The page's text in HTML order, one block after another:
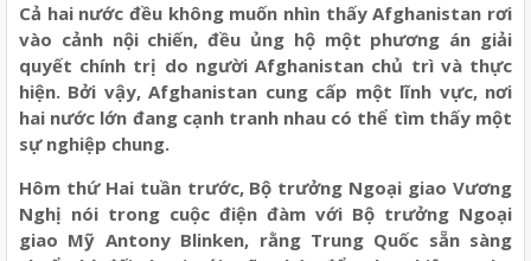
Cả hai nước đều không muốn nhìn thấy Afghanistan rơi
vào cảnh nội chiến, đều ủng hộ một phương án giải
quyết chính trị do người Afghanistan chủ trì và thực
hiện. Bởi vậy, Afghanistan cung cấp một lĩnh vực, nơi
hai nước lớn đang cạnh tranh nhau có thể tìm thấy một
sự nghiệp chung.
Hôm thứ Hai tuần trước, Bộ trưởng Ngoại giao Vương
Nghị nói trong cuộc điện đàm với Bộ trưởng Ngoại
giao Mỹ Antony Blinken, rằng Trung Quốc sẵn sàng